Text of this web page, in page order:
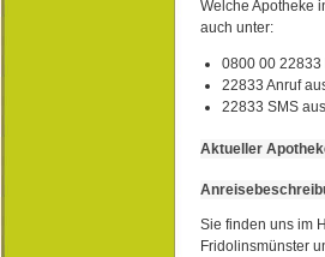
Welche Apotheke
auch unter:
0800 00 22833
22833 Anruf
22833 SMS
Aktueller
Sie finden uns im
Fridolinsmünster